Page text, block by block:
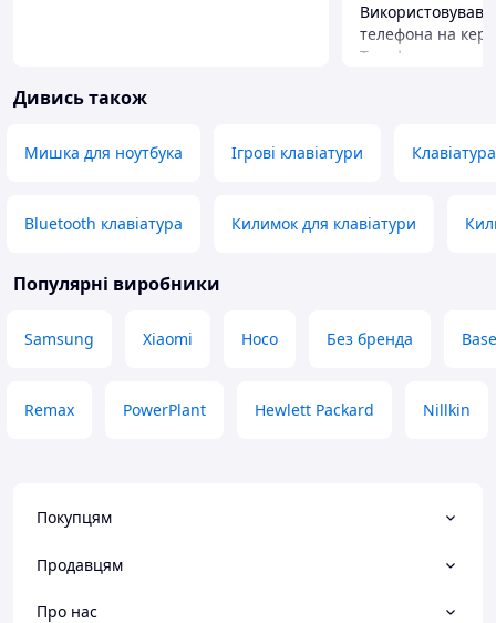
Використовував
телефона на
Телефон чудово
від випадкового
майже не
кріплення, для
люфтить.
Переваги
Дивись також
Мишка для ноутбука Ігрові клавіатури
Bluetooth клавіатура Килимок для клавіатури
Популярні виробники
Samsung Xiaomi Hoco Без бренда
Remax PowerPlant Hewlett Packard Nillkin
Покупцям
Продавцям
Про нас